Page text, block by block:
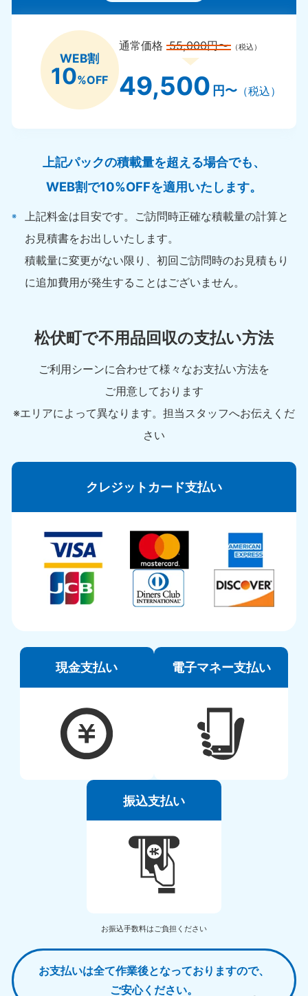
WEB割
10%OFF
通常価格55,000円〜 （税込）
49,500 円〜（税込）
上記パックの積載量を超える場合でも、
WEB割で10%OFFを適用いたします。
上記料金は目安です。ご訪問時正確な積載量の計算と
お見積書をお出しいたします。
積載量に変更がない限り、初回ご訪問時のお見積もり
に追加費用が発生することはございません。
松伏町で不用品回収の支払い方法
ご利用シーンに合わせて様々なお支払い方法を
ご用意しております
※エリアによって異なります。担当スタッフへお伝えくだ
さい
クレジットカード支払い
現金支払い 電子マネー支払い
振込支払い
お振込手数料はご負担ください
お支払いは全て作業後となっておりますので、
ご安心ください。